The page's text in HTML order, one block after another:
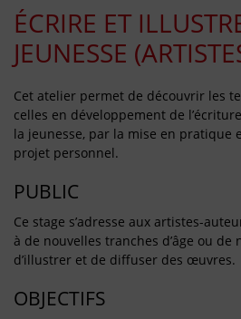
ÉCRIRE ET
JEUNESSE
Cet atelier permet de découvrir les
celles en développement de
la jeunesse, par la mise en pratique
projet personnel.
PUBLIC
Ce stage s’adresse aux artistes-
à de nouvelles tranches d’âge ou de
d’illustrer et de diffuser des œuvres.
OBJECTIFS